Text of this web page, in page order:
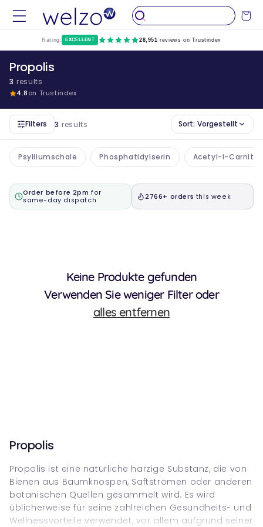
Sie zu
Wagen
Rating: EXCELLENT 28,951 reviews on Trustindex
Propolis
3 results
4.8on Trustindex
Filters 3 results Sort: Vorgestellt
Psylliumschale Phosphatidylserin Acetyl-l-Carnitin
Order before 2pm for
same-day dispatch
2766+ orders this week
Keine Produkte gefunden
Verwenden Sie weniger Filter oder
alles entfernen
Propolis
Propolis ist eine natürliche harzige Substanz, die von
Bienen aus Baumknospen, Saftströmen oder anderen
botanischen Quellen gesammelt wird. Es wird
üblicherweise für seine zahlreichen Gesundheits- und
Wellnessvorteile verwendet, vor allem aufgrund seiner